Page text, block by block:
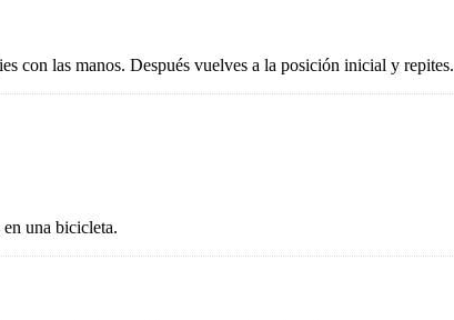
con las manos. Después vuelves a la posición inicial y repites.
una bicicleta.